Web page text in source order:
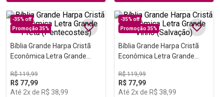
-35% off
Promoção 35%
Bíblia Grande Harpa Cristã
Econômica Letra Grande
R$ 119,99
R$ 77,99
Até 2x de R$ 38,99
-35% off
Promoção 35%
Bíblia Grande Harpa Cristã
Econômica Letra Grande
R$ 119,99
R$ 77,99
Até 2x de R$ 38,99